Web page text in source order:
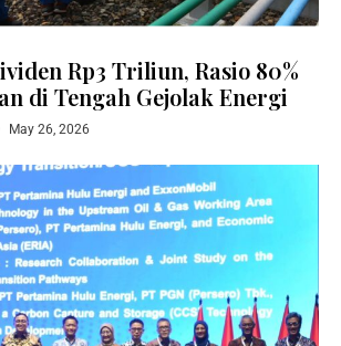
Rp3 Triliun, Rasio 80%
di Tengah Gejolak Energi
May 26, 2026